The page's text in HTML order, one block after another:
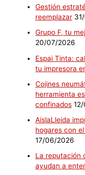
Gestión
reemplazar
Grupo F, tu
20/07/2026
Espai Tinta:
tu impresora
Cojines
herramienta
confinados
AislaLleida
hogares con
17/06/2026
La reputación
ayudan a